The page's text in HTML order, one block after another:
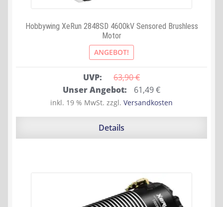
Hobbywing XeRun 2848SD 4600kV Sensored Brushless
Motor
ANGEBOT!
UVP: 63,90 €
Ursprünglicher
Preis
war:
Unser Angebot: 61,49€Aktueller
Preis
ist:
inkl. 19 % MwSt. zzgl. Versandkosten
Details